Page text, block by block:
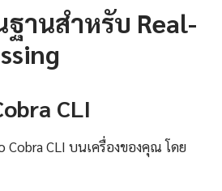
านสำหรับ Real-
CLI
CLI บนเครื่องของคุณ โดย